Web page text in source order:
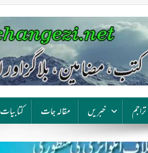
تراجم خبریں مقالہ جات کتابیات